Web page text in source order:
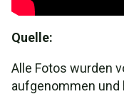
Quelle:
Alle Fotos wurden
aufgenommen und